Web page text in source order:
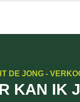
DE JONG -
KAN IK